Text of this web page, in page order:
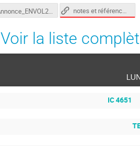
Annonce_ENVOL2023.pdf notes et références (édition collégiale)
Voir la liste
IC 4651